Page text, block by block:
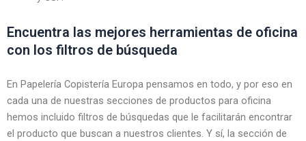
Encuentra las mejores herramientas de oficina
con los filtros de búsqueda
En Papelería Copistería Europa pensamos en todo, y por eso en
cada una de nuestras secciones de productos para oficina
hemos incluido filtros de búsquedas que le facilitarán encontrar
el producto que buscan a nuestros clientes. Y sí, la sección de